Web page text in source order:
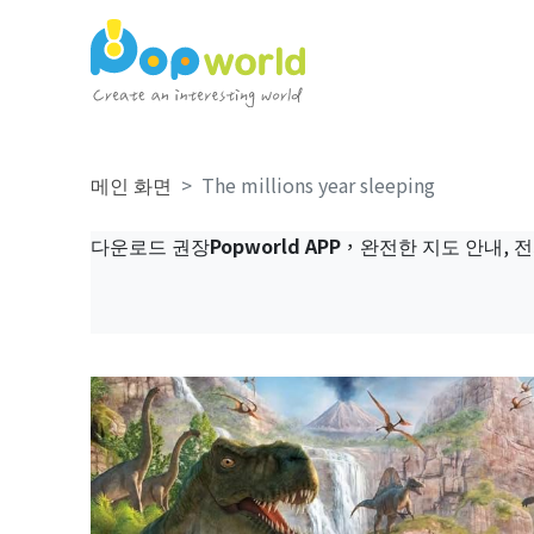
메인 화면 The millions year sleeping
다운로드 권장Popworld APP，완전한 지도 안내,